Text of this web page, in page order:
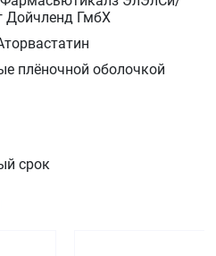
Дойчленд ГмбХ
плёночной оболочкой
срок